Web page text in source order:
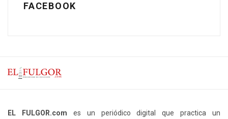
FACEBOOK
EL FULGOR.com es un periódico digital que practica un